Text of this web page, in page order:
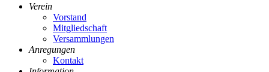
Verein
Vorstand
Mitgliedschaft
Versammlungen
Anregungen
Kontakt